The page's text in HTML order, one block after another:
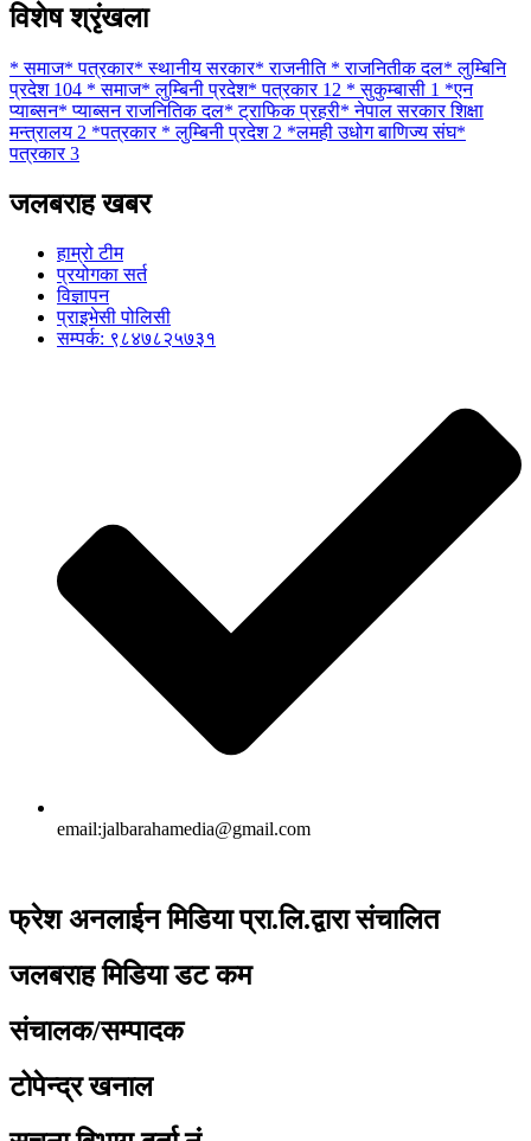
विशेष श्रृंखला
* समाज* पत्रकार* स्थानीय सरकार* राजनीति * राजनितीक दल* लुम्बिनि
प्रदेश 104 * समाज* लुम्बिनी प्रदेश* पत्रकार 12 * सुकुम्बासी 1 *एन
प्याब्सन* प्याब्सन राजनितिक दल* ट्राफिक प्रहरी* नेपाल सरकार शिक्षा
मन्त्रालय 2 *पत्रकार * लुम्बिनी प्रदेश 2 *लमही उधोग बाणिज्य संघ*
पत्रकार 3
जलबराह खबर
हाम्रो टीम
प्रयोगका सर्त
विज्ञापन
प्राइभेसी पोलिसी
सम्पर्क: ९८४७८२५७३१
email:jalbarahamedia@gmail.com
फ्रेश अनलाईन मिडिया प्रा.लि.द्वारा संचालित
जलबराह मिडिया डट कम
संचालक/सम्पादक
टोपेन्द्र खनाल